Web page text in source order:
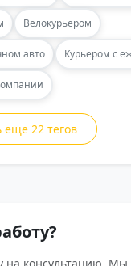
Велокурьером
авто
еще 22 тегов
на консультацию. Мы